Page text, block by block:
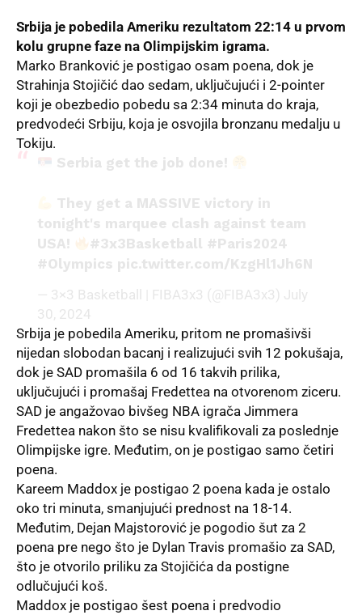
Srbija je pobedila Ameriku rezultatom 22:14 u prvom
kolu grupne faze na Olimpijskim igrama.
Marko Branković je postigao osam poena, dok je
Strahinja Stojičić dao sedam, uključujući i 2-pointer
koji je obezbedio pobedu sa 2:34 minuta do kraja,
predvodeći Srbiju, koja je osvojila bronzanu medalju u
Tokiju.
Serbia get the job done!
They get a MASSIVE victory in
tonight's marquee clash against team
USA!
#3x3Basketball #Paris2024
#Olympics pic.twitter.com/KzgHl1Jh6N
— 3×3 Basketball | FIBA3x3 (@FIBA3x3) July
30, 2024
Srbija je pobedila Ameriku, pritom ne promašivši
nijedan slobodan bacanj i realizujući svih 12 pokušaja,
dok je SAD promašila 6 od 16 takvih prilika,
uključujući i promašaj Fredettea na otvorenom ziceru.
SAD je angažovao bivšeg NBA igrača Jimmera
Fredettea nakon što se nisu kvalifikovali za poslednje
Olimpijske igre. Međutim, on je postigao samo četiri
poena.
Kareem Maddox je postigao 2 poena kada je ostalo
oko tri minuta, smanjujući prednost na 18-14.
Međutim, Dejan Majstorović je pogodio šut za 2
poena pre nego što je Dylan Travis promašio za SAD,
što je otvorilo priliku za Stojičića da postigne
odlučujući koš.
Maddox je postigao šest poena i predvodio